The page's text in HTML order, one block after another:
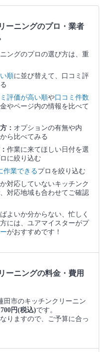
ーニングのプロ・業者
ングのプロの選び方は、重
順に並び替えて、口コミ評
評価が高い順や口コミ件数
やページ内の情報を比べて
： オプションの有無や内
ら比べてみる
作業に来てほしい日付を選
に絞り込む
作業できるプロを絞り込む
対応していないキッチンク
対応地域も合わせてご確認
よいか分からない、忙しく
には、ユアマイスターがプ
がおすすめです！
ーニングの料金・費用
田市のキッチンクリーニン
円(税込)です。
りますので、ご予算に合っ